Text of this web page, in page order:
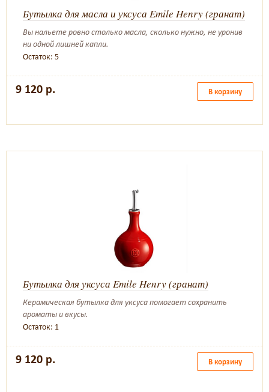
Бутылка для масла и уксуса Emile Henry (гранат)
Вы нальете ровно столько масла, сколько нужно, не уронив
ни одной лишней капли.
Остаток: 5
9 120 р. В корзину
Бутылка для уксуса Emile Henry (гранат)
Керамическая бутылка для уксуса помогает сохранить
ароматы и вкусы.
Остаток: 1
9 120 р. В корзину